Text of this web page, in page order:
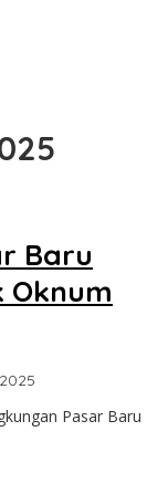
Baru
Oknum
Pasar Baru